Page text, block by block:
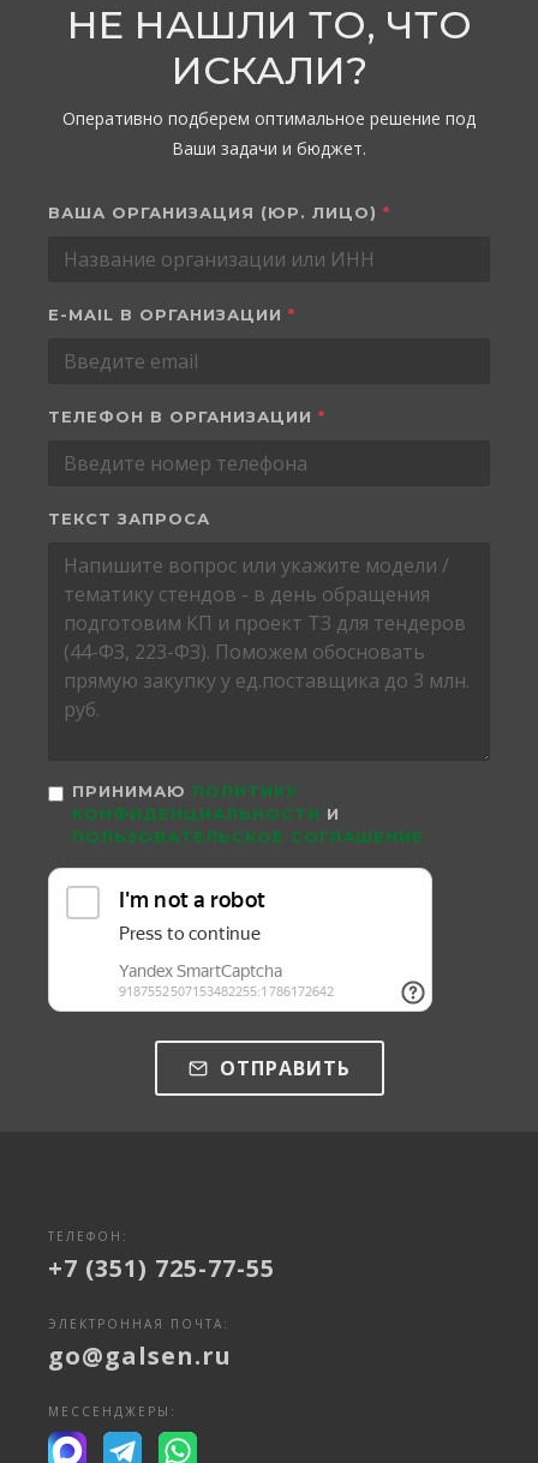
НЕ НАШЛИ ТО, ЧТО
ИСКАЛИ?
Оперативно подберем оптимальное решение под
Ваши задачи и бюджет.
ВАША ОРГАНИЗАЦИЯ (ЮР. ЛИЦО) *
E-MAIL В ОРГАНИЗАЦИИ *
ТЕЛЕФОН В ОРГАНИЗАЦИИ *
ТЕКСТ ЗАПРОСА
ПРИНИМАЮ ПОЛИТИКУ
КОНФИДЕНЦИАЛЬНОСТИ И
ПОЛЬЗОВАТЕЛЬСКОЕ СОГЛАШЕНИЕ
ОТПРАВИТЬ
ТЕЛЕФОН:
+7 (351) 725-77-55
ЭЛЕКТРОННАЯ ПОЧТА:
go@galsen.ru
МЕССЕНДЖЕРЫ: